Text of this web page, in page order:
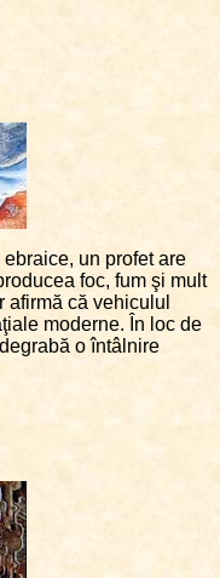
un profet are
foc, fum şi mult
afirmă că vehiculul
moderne. În loc de
o întâlnire